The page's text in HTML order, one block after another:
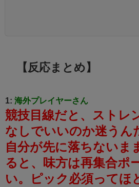
【反応まとめ】
1: 海外プレイヤーさん
競技目線だと、ストレ
なしでいいのか迷うん
自分が先に落ちないま
ると、味方は再集合ポ
い。
ピック必須ってほ